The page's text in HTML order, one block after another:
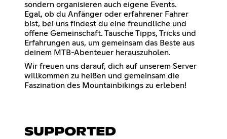
sondern organisieren auch eigene Events.
Egal, ob du Anfänger oder erfahrener Fahrer
bist, bei uns findest du eine freundliche und
offene Gemeinschaft. Tausche Tipps, Tricks und
Erfahrungen aus, um gemeinsam das Beste aus
deinem MTB-Abenteuer herauszuholen.
Wir freuen uns darauf, dich auf unserem Server
willkommen zu heißen und gemeinsam die
Faszination des Mountainbikings zu erleben!
SUPPORTED